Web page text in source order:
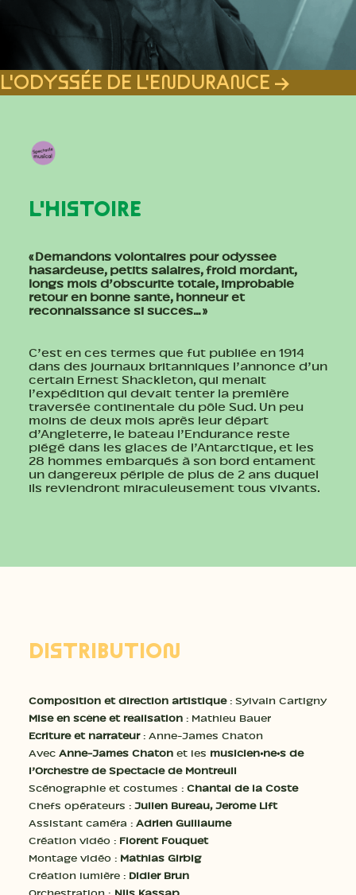
PRATIQUE
L'ODYSSÉE DE L'ENDURANCE →
L'HISTOIRE
« Demandons volontaires pour odyssée
hasardeuse, petits salaires, froid mordant,
longs mois d’obscurité totale, improbable
retour en bonne santé, honneur et
reconnaissance si succès… »
C’est en ces termes que fut publiée en 1914
dans des journaux britanniques l’annonce d’un
certain Ernest Shackleton, qui menait
l’expédition qui devait tenter la première
traversée continentale du pôle Sud. Un peu
moins de deux mois après leur départ
d’Angleterre, le bateau l’Endurance reste
piégé dans les glaces de l’Antarctique, et les
28 hommes embarqués à son bord entament
un dangereux périple de plus de 2 ans duquel
ils reviendront miraculeusement tous vivants.
DISTRIBUTION
Composition et direction artistique: Sylvain Cartigny
Mise en scène et réalisation : Mathieu Bauer
Ecriture et narrateur: Anne-James Chaton
Avec Anne-James Chaton et les musicien·ne·s de
l’Orchestre de Spectacle de Montreuil
Scénographie et costumes : Chantal de la Coste
Chefs opérateurs : Julien Bureau, Jérôme Lift
Assistant caméra : Adrien Guillaume
Création vidéo : Florent Fouquet
Montage vidéo : Mathias Girbig
Création lumière : Didier Brun